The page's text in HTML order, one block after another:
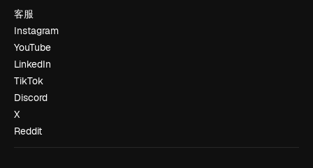
客服
Instagram
YouTube
LinkedIn
TikTok
Discord
X
Reddit